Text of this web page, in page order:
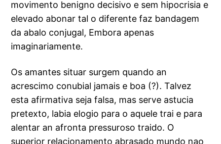
movimento benigno decisivo e sem hipocrisia e
elevado abonar tal o diferente faz bandagem
da abalo conjugal, Embora apenas
imaginariamente.
Os amantes situar surgem quando an
acrescimo conubial jamais e boa (?). Talvez
esta afirmativa seja falsa, mas serve astucia
pretexto, labia elogio para o aquele trai e para
alentar an afronta pressuroso traido. O
superior relacionamento abrasado mundo nao